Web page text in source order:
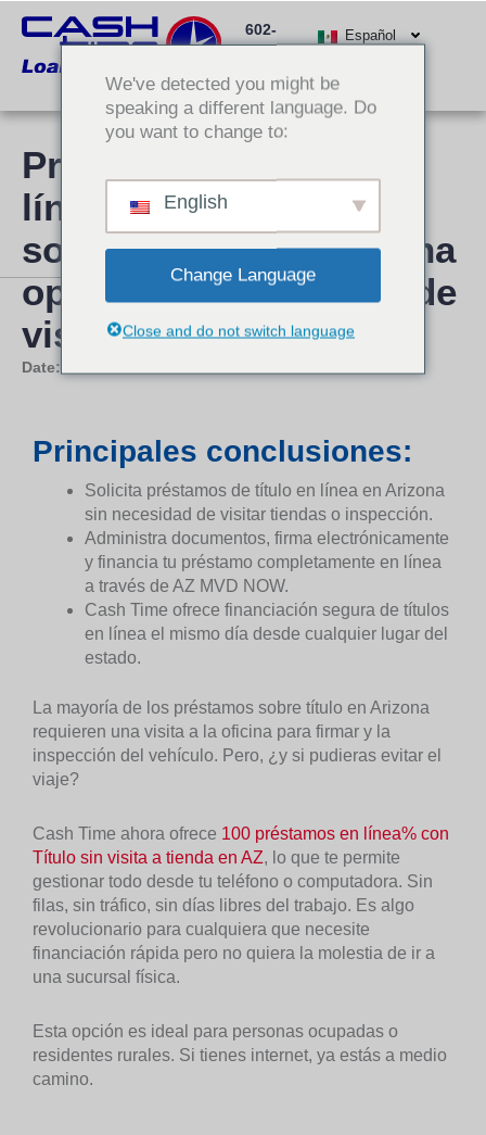
contenido
602-
3000
Español
Préstamos de título en
línea en Arizona ahora
son más fáciles con una
opción sin necesidad de
visitar una tienda
Date:
Principales conclusiones:
Solicita préstamos de título en línea en Arizona
sin necesidad de visitar tiendas o inspección.
Administra documentos, firma electrónicamente
y financia tu préstamo completamente en línea
a través de AZ MVD NOW.
Cash Time ofrece financiación segura de títulos
en línea el mismo día desde cualquier lugar del
estado.
La mayoría de los préstamos sobre título en Arizona
requieren una visita a la oficina para firmar y la
inspección del vehículo. Pero, ¿y si pudieras evitar el
viaje?
Cash Time ahora ofrece 100 préstamos en línea% con
Título sin visita a tienda en AZ, lo que te permite
gestionar todo desde tu teléfono o computadora. Sin
filas, sin tráfico, sin días libres del trabajo. Es algo
revolucionario para cualquiera que necesite
financiación rápida pero no quiera la molestia de ir a
una sucursal física.
Esta opción es ideal para personas ocupadas o
residentes rurales. Si tienes internet, ya estás a medio
camino.
We've detected you might be
speaking a different language. Do
you want to change to:
English
Change Language
Close and do not switch language